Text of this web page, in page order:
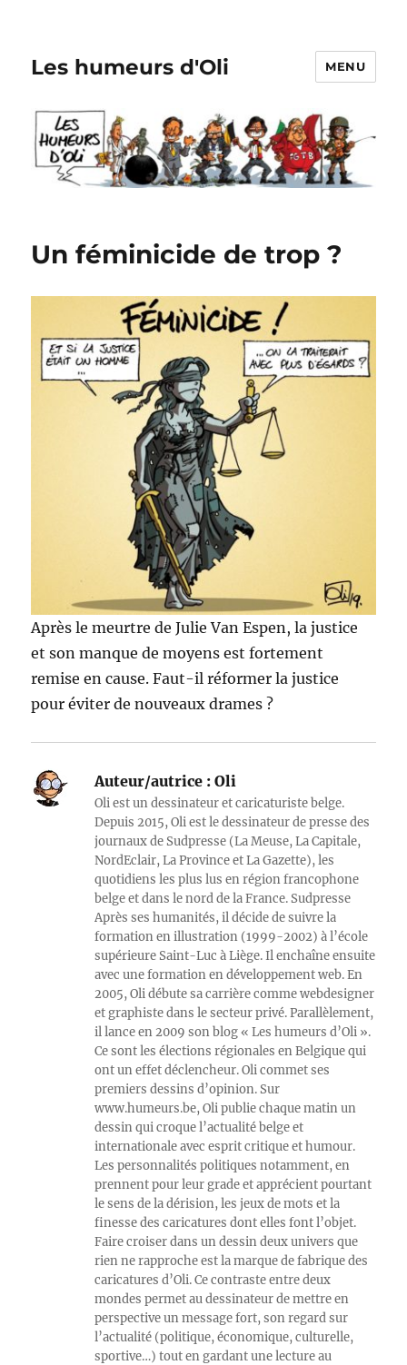
Les humeurs d'Oli MENU
Un féminicide de trop ?
Après le meurtre de Julie Van Espen, la justice
et son manque de moyens est fortement
remise en cause. Faut-il réformer la justice
pour éviter de nouveaux drames ?
Auteur/autrice : Oli
Oli est un dessinateur et caricaturiste belge.
Depuis 2015, Oli est le dessinateur de presse des
journaux de Sudpresse (La Meuse, La Capitale,
NordEclair, La Province et La Gazette), les
quotidiens les plus lus en région francophone
belge et dans le nord de la France. Sudpresse
Après ses humanités, il décide de suivre la
formation en illustration (1999-2002) à l’école
supérieure Saint-Luc à Liège. Il enchaîne ensuite
avec une formation en développement web. En
2005, Oli débute sa carrière comme webdesigner
et graphiste dans le secteur privé. Parallèlement,
il lance en 2009 son blog « Les humeurs d’Oli ».
Ce sont les élections régionales en Belgique qui
ont un effet déclencheur. Oli commet ses
premiers dessins d’opinion. Sur
www.humeurs.be, Oli publie chaque matin un
dessin qui croque l’actualité belge et
internationale avec esprit critique et humour.
Les personnalités politiques notamment, en
prennent pour leur grade et apprécient pourtant
le sens de la dérision, les jeux de mots et la
finesse des caricatures dont elles font l’objet.
Faire croiser dans un dessin deux univers que
rien ne rapproche est la marque de fabrique des
caricatures d’Oli. Ce contraste entre deux
mondes permet au dessinateur de mettre en
perspective un message fort, son regard sur
l’actualité (politique, économique, culturelle,
sportive…) tout en gardant une lecture au